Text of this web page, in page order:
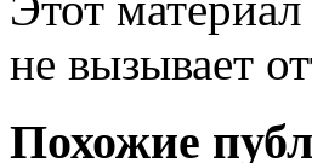
не вызывает
Похожие